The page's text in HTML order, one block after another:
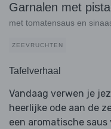
Garnalen met
met tomatensaus en
ZEEVRUCHTEN
Tafelverhaal
Vandaag verwen je
heerlijke ode aan de
een aromatische